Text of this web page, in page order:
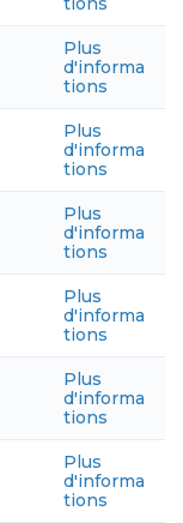
Plus
d'informa
tions
Plus
d'informa
tions
Plus
d'informa
tions
Plus
d'informa
tions
Plus
d'informa
tions
Plus
d'informa
tions